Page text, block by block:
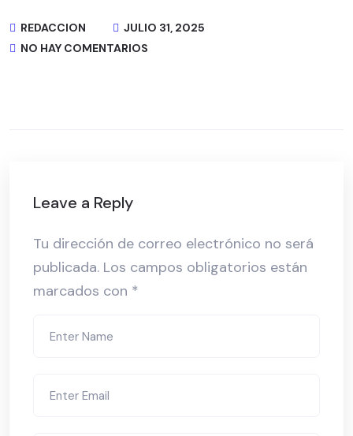
REDACCION
JULIO 31, 2025
NO HAY COMENTARIOS
Leave a Reply
Tu dirección de correo electrónico no será
publicada. Los campos obligatorios están
marcados con *